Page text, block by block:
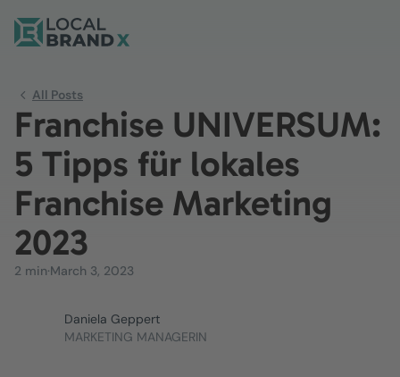
All Posts
Franchise UNIVERSUM:
5 Tipps für lokales
Franchise Marketing
2023
2 min·March 3, 2023
Daniela Geppert
MARKETING MANAGERIN